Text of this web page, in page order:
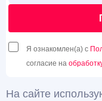
Я ознакомлен(а) с
согласие на
На сайте